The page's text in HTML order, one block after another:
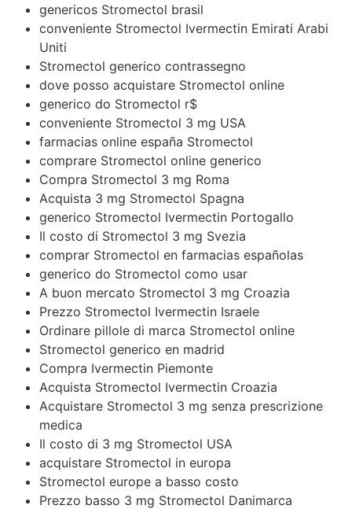
genericos Stromectol brasil
conveniente Stromectol Ivermectin Emirati Arabi
Uniti
Stromectol generico contrassegno
dove posso acquistare Stromectol online
generico do Stromectol r$
conveniente Stromectol 3 mg USA
farmacias online españa Stromectol
comprare Stromectol online generico
Compra Stromectol 3 mg Roma
Acquista 3 mg Stromectol Spagna
generico Stromectol Ivermectin Portogallo
Il costo di Stromectol 3 mg Svezia
comprar Stromectol en farmacias españolas
generico do Stromectol como usar
A buon mercato Stromectol 3 mg Croazia
Prezzo Stromectol Ivermectin Israele
Ordinare pillole di marca Stromectol online
Stromectol generico en madrid
Compra Ivermectin Piemonte
Acquista Stromectol Ivermectin Croazia
Acquistare Stromectol 3 mg senza prescrizione
medica
Il costo di 3 mg Stromectol USA
acquistare Stromectol in europa
Stromectol europe a basso costo
Prezzo basso 3 mg Stromectol Danimarca